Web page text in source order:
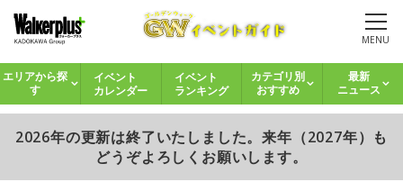
MENU
エリアから探
す
イベント
カレンダー
イベント
ランキング
カテゴリ別
おすすめ
最新
ニュース
2026年の更新は終了いたしました。来年（2027年）も
どうぞよろしくお願いします。